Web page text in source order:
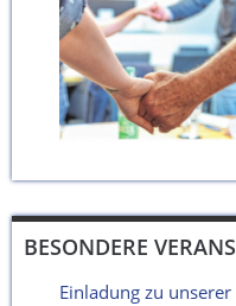
BESONDERE
Einladung zu